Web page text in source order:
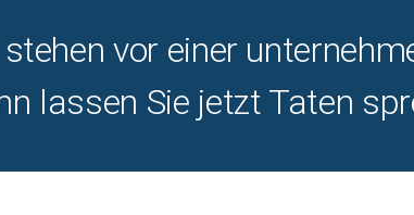
stehen vor einer
lassen Sie jetzt Taten